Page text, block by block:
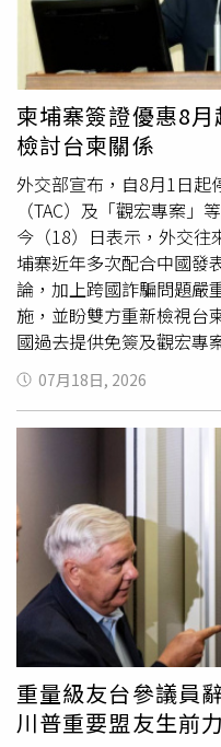
措施，根據《柬中時報》
日發表聲明指出，柬埔寨
省，並堅定奉行「一中政
外，中國駐柬埔寨大使館
府不懼壓力，重申堅定奉
長林佳龍18日表示，近年
次附和中國立場，不僅扭
武力犯台，已對我國主權
到，近年多起跨國詐騙案
嚴重危害，政府也將持續
於對等原則，「我們將先
柬埔寨面對，跟台灣諮商
日表示，將停止對柬埔寨
檢討台柬關係。（圖／周
柬埔寨簽證優惠8
檢討台柬關係
外交部宣布，自8月1日起
（TAC）及「觀宏專案
今（18）日表示，外交往
埔寨近年多次配合中國發
論，加上跨國詐騙問題嚴
施，並盼雙方重新檢視台
國過去提供免簽及觀宏專
流的善意，但柬埔寨並未
礎已受到影響。他表示，
上，多次附和中國立場，
，已對
龍也提到，近年多起跨國
會造成嚴重危害，政府也
基於對等原則，外交部先
柬埔寨能正視問題，與台
林佳龍強調，台灣始終希
的交流，也相信這有助於
灣無法接受任何損害國家
07月18日, 2026
重量級友台參議員
川普重要盟友生前